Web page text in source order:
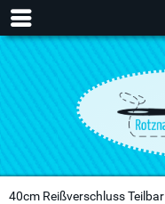
40cm Reißverschluss Teilbar